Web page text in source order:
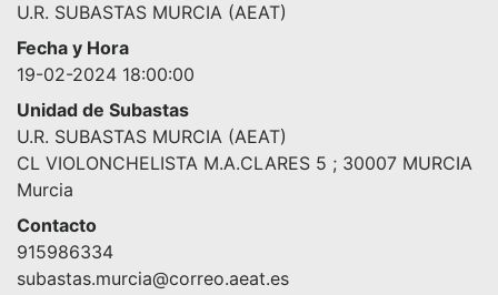
U.R. SUBASTAS MURCIA (AEAT)
Fecha y Hora
19-02-2024 18:00:00
Unidad de Subastas
U.R. SUBASTAS MURCIA (AEAT)
CL VIOLONCHELISTA M.A.CLARES 5 ; 30007 MURCIA
Murcia
Contacto
915986334
subastas.murcia@correo.aeat.es